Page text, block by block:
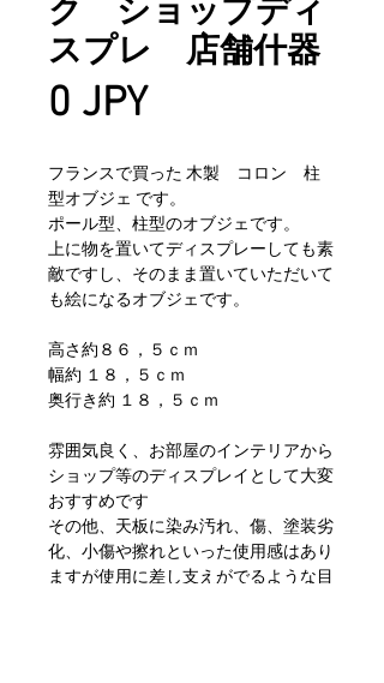
ク ショップディ
スプレ 店舗什器
0 JPYPrix
フランスで買った 木製 コロン 柱
型オブジェ です。
ポール型、柱型のオブジェです。
上に物を置いてディスプレーしても素
敵ですし、そのまま置いていただいて
も絵になるオブジェです。
高さ約８６，５ｃｍ
幅約 １８，５ｃｍ
奥行き約 １８，５ｃｍ
雰囲気良く、お部屋のインテリアから
ショップ等のディスプレイとして大変
おすすめです
その他、天板に染み汚れ、傷、塗装劣
化、小傷や擦れといった使用感はあり
ますが使用に差し支えがでるような目